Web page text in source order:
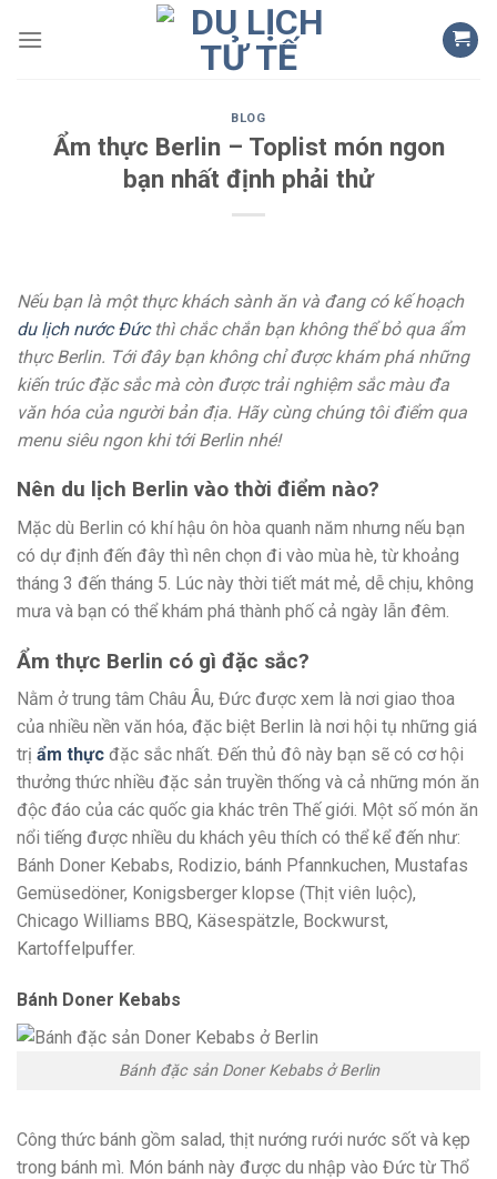
BLOG
Ẩm thực Berlin – Toplist món ngon
bạn nhất định phải thử
Nếu bạn là một thực khách sành ăn và đang có kế hoạch
du lịch nước Đứcthì chắc chắn bạn không thể bỏ qua ẩm
thực Berlin. Tới đây bạn không chỉ được khám phá những
kiến trúc đặc sắc mà còn được trải nghiệm sắc màu đa
văn hóa của người bản địa. Hãy cùng chúng tôi điểm qua
menu siêu ngon khi tới Berlin nhé!
Nên du lịch Berlin vào thời điểm nào?
Mặc dù Berlin có khí hậu ôn hòa quanh năm nhưng nếu bạn
có dự định đến đây thì nên chọn đi vào mùa hè, từ khoảng
tháng 3 đến tháng 5. Lúc này thời tiết mát mẻ, dễ chịu, không
mưa và bạn có thể khám phá thành phố cả ngày lẫn đêm.
Ẩm thực Berlin có gì đặc sắc?
Nằm ở trung tâm Châu Âu, Đức được xem là nơi giao thoa
của nhiều nền văn hóa, đặc biệt Berlin là nơi hội tụ những giá
trị ẩm thực đặc sắc nhất. Đến thủ đô này bạn sẽ có cơ hội
thưởng thức nhiều đặc sản truyền thống và cả những món ăn
độc đáo của các quốc gia khác trên Thế giới. Một số món ăn
nổi tiếng được nhiều du khách yêu thích có thể kể đến như:
Bánh Doner Kebabs, Rodizio, bánh Pfannkuchen, Mustafas
Gemüsedöner, Konigsberger klopse (Thịt viên luộc),
Chicago Williams BBQ, Käsespätzle, Bockwurst,
Kartoffelpuffer.
Bánh Doner Kebabs
Bánh đặc sản Doner Kebabs ở Berlin
Công thức bánh gồm salad, thịt nướng rưới nước sốt và kẹp
trong bánh mì. Món bánh này được du nhập vào Đức từ Thổ